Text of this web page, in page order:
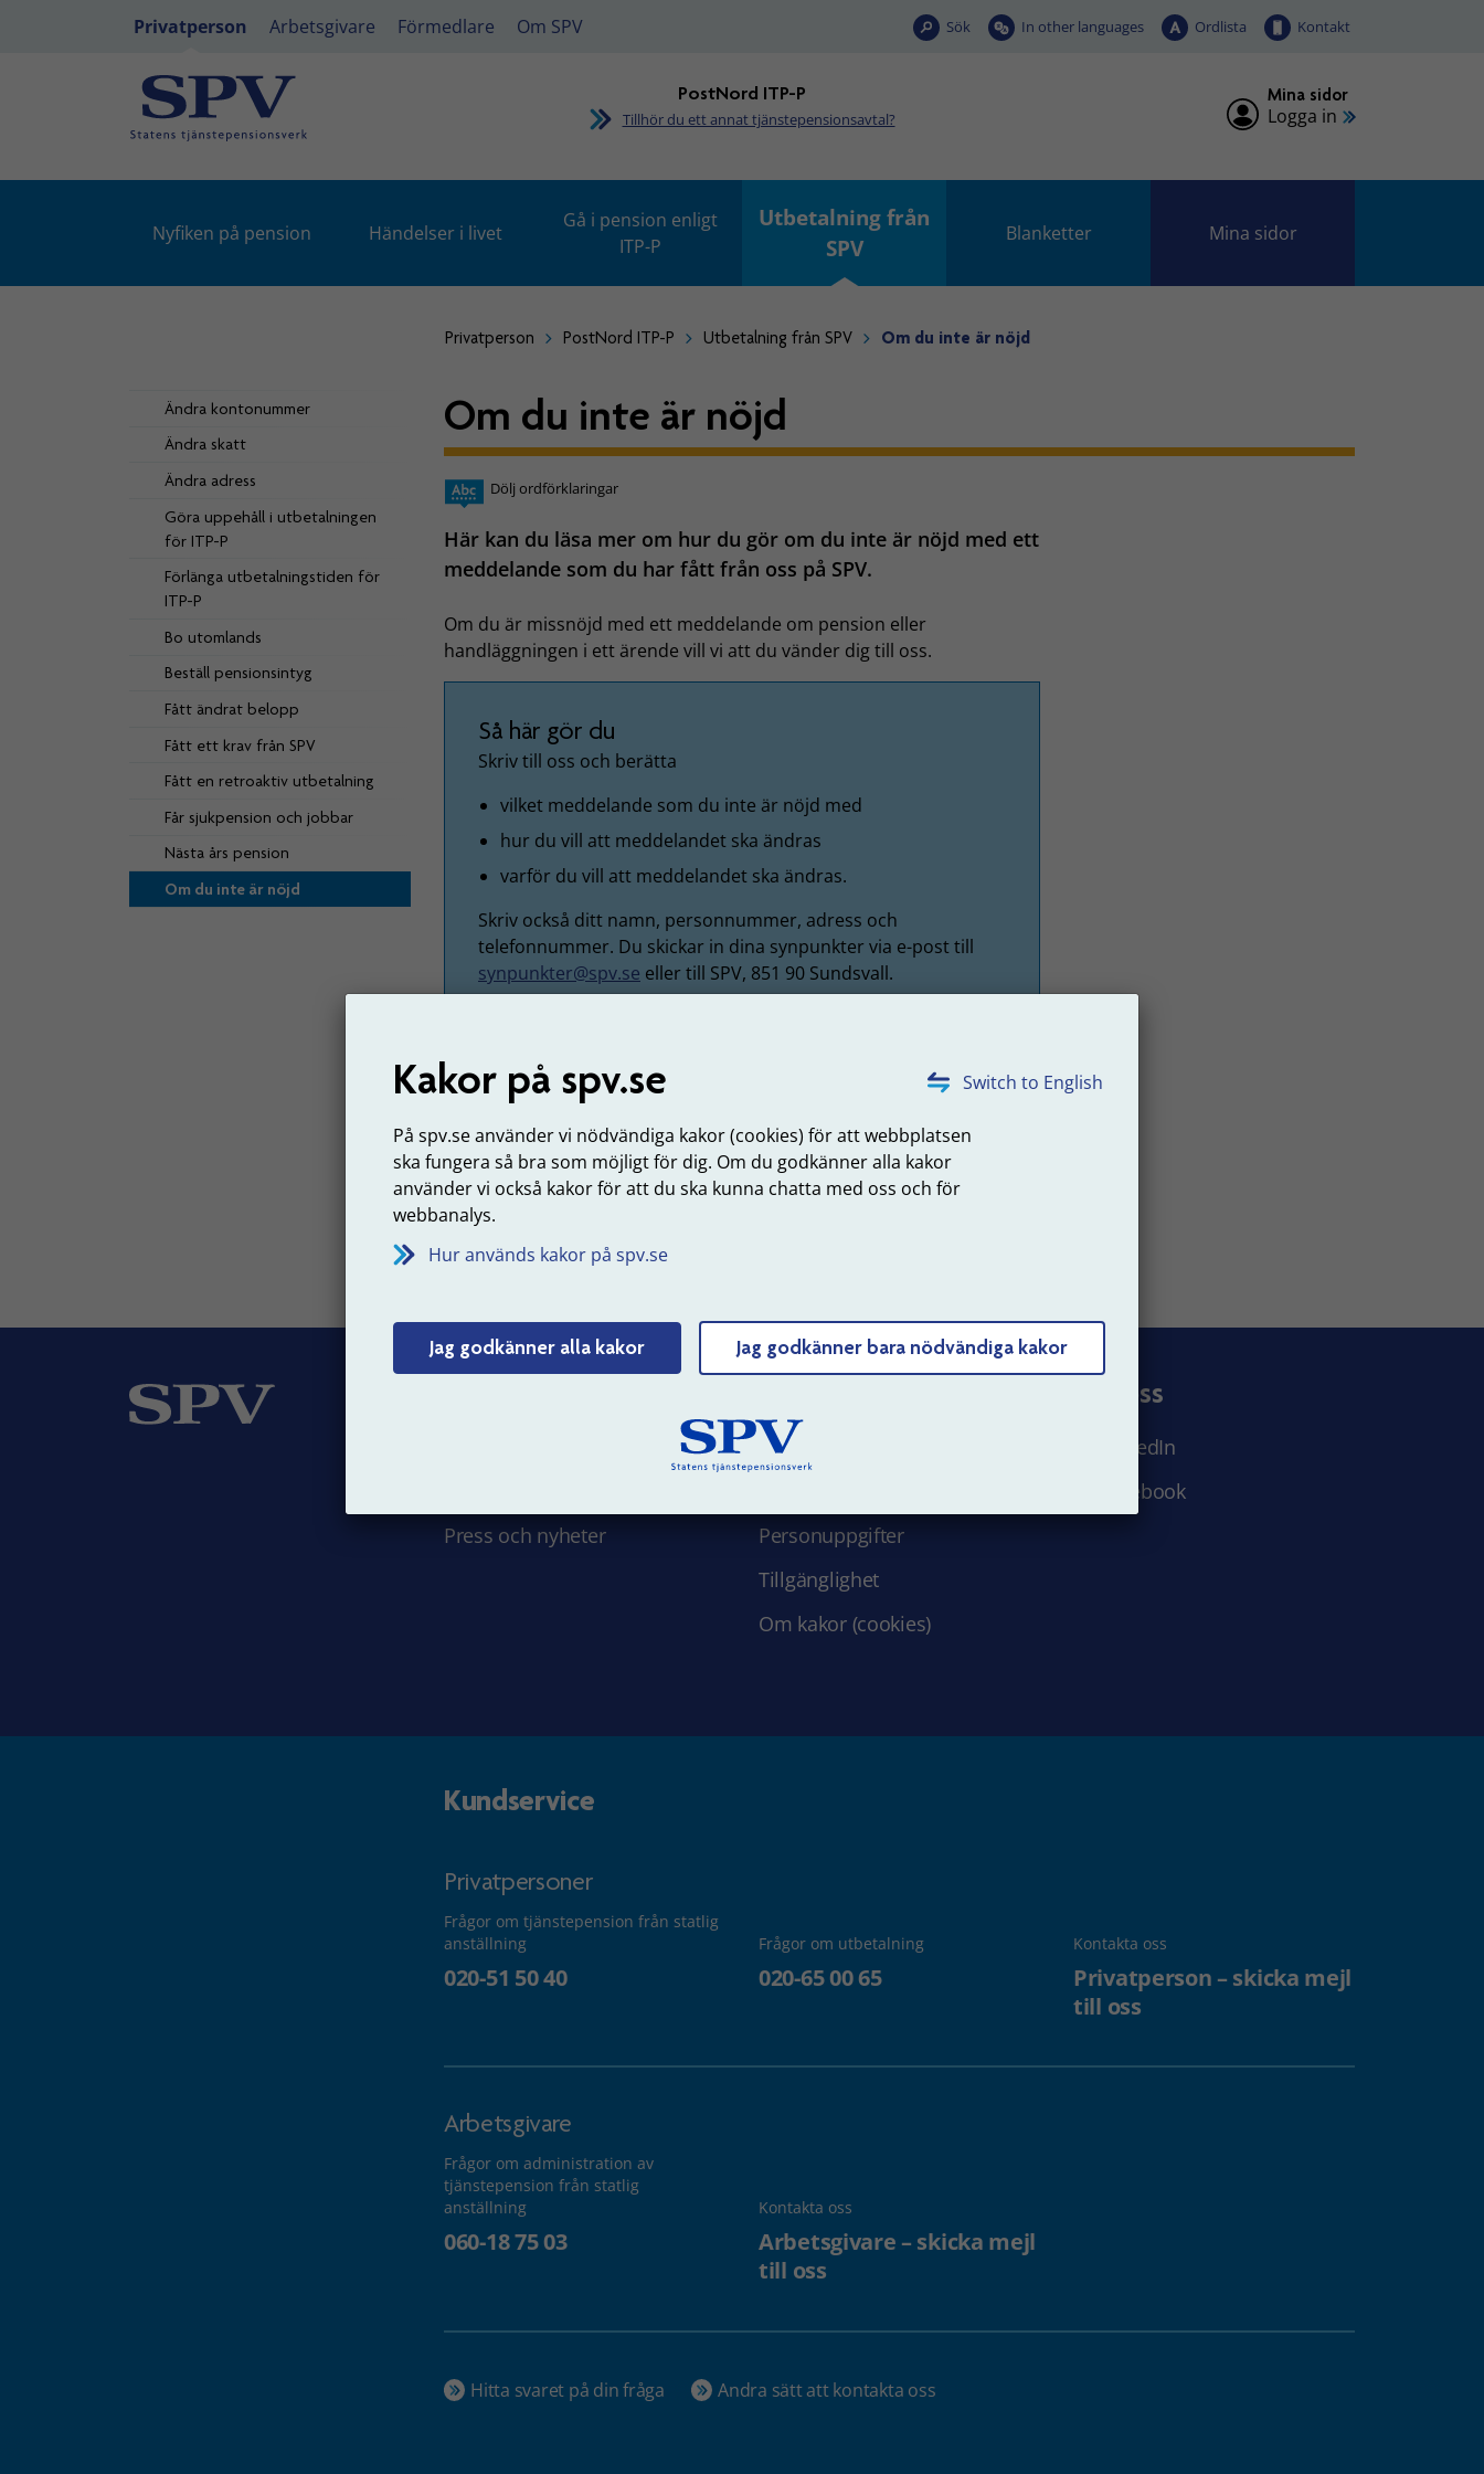
Switch to English
Kakor på spv.se
På spv.se använder vi nödvändiga kakor (cookies) för att webbplatsen
ska fungera så bra som möjligt för dig. Om du godkänner alla kakor
använder vi också kakor för att du ska kunna chatta med oss och för
webbanalys.
Hur används kakor på spv.se
Jag godkänner alla kakor Jag godkänner bara nödvändiga kakor
Privatperson Arbetsgivare Förmedlare Om SPV Sök In other languages Ordlista Kontakt
PostNord ITP-P
Tillhör du ett annat tjänstepensionsavtal?
Mina sidor
Logga in
Nyfiken på pension Händelser i livet
Gå i pension enligt
ITP-P
Utbetalning från
SPV
Blanketter Mina sidor
Privatperson PostNord ITP-P Utbetalning från SPV Om du inte är nöjd
Ändra kontonummer
Ändra skatt
Ändra adress
Göra uppehåll i utbetalningen
för ITP-P
Förlänga utbetalningstiden för
ITP-P
Bo utomlands
Beställ pensionsintyg
Fått ändrat belopp
Fått ett krav från SPV
Fått en retroaktiv utbetalning
Får sjukpension och jobbar
Nästa års pension
Om du inte är nöjd
Om du inte är nöjd
Dölj ordförklaringar
Här kan du läsa mer om hur du gör om du inte är nöjd med ett
meddelande som du har fått från oss på SPV.
Om du är missnöjd med ett meddelande om pension eller
handläggningen i ett ärende vill vi att du vänder dig till oss.
Så här gör du
Skriv till oss och berätta
vilket meddelande som du inte är nöjd med
hur du vill att meddelandet ska ändras
varför du vill att meddelandet ska ändras.
Skriv också ditt namn, personnummer, adress och
telefonnummer. Du skickar in dina synpunkter via e-post till
synpunkter@spv.se eller till SPV, 851 90 Sundsvall.
Har du frågor?
Om du har frågor är du välkommen att kontakta oss på 020-51 50 40
ellerkundservice@spv.se
Senast uppdaterad: 2022-10-12
Tyck till om sidans innehåll
Press och nyheter
Webbkarta
Personuppgifter
Tillgänglighet
Om kakor (cookies)
Följ oss
LinkedIn
Facebook
Kundservice
Privatpersoner
Frågor om tjänstepension från statlig
anställning
020-51 50 40
Frågor om utbetalning
020-65 00 65
Kontakta oss
Privatperson – skicka mejl
till oss
Arbetsgivare
Frågor om administration av
tjänstepension från statlig
anställning
060-18 75 03
Kontakta oss
Arbetsgivare – skicka mejl
till oss
Hitta svaret på din fråga Andra sätt att kontakta oss